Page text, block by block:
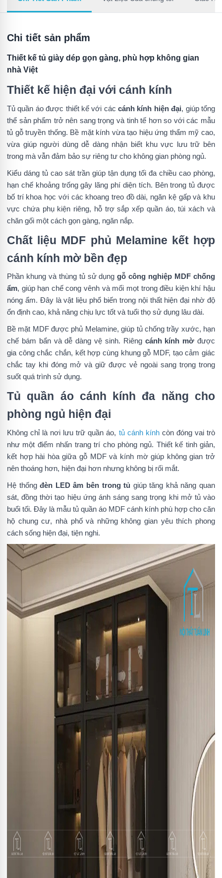
Chi tiết sản phẩm
Thiết kế tủ giày dép gọn gàng, phù hợp không gian
nhà Việt
Thiết kế hiện đại với cánh kính
Tủ quần áo được thiết kế với các cánh kính hiện đại, giúp tổng
thể sản phẩm trở nên sang trọng và tinh tế hơn so với các mẫu
tủ gỗ truyền thống. Bề mặt kính vừa tạo hiệu ứng thẩm mỹ cao,
vừa giúp người dùng dễ dàng nhận biết khu vực lưu trữ bên
trong mà vẫn đảm bảo sự riêng tư cho không gian phòng ngủ.
Kiểu dáng tủ cao sát trần giúp tận dụng tối đa chiều cao phòng,
hạn chế khoảng trống gây lãng phí diện tích. Bên trong tủ được
bố trí khoa học với các khoang treo đồ dài, ngăn kệ gấp và khu
vực chứa phụ kiện riêng, hỗ trợ sắp xếp quần áo, túi xách và
chăn gối một cách gọn gàng, ngăn nắp.
Chất liệu MDF phủ Melamine kết hợp
cánh kính mờ bền đẹp
Phần khung và thùng tủ sử dụnggỗ công nghiệp MDF chống
ẩm, giúp hạn chế cong vênh và mối mọt trong điều kiện khí hậu
nóng ẩm. Đây là vật liệu phổ biến trong nội thất hiện đại nhờ độ
ổn định cao, khả năng chịu lực tốt và tuổi thọ sử dụng lâu dài.
Bề mặt MDF được phủ Melamine, giúp tủ chống trầy xước, hạn
chế bám bẩn và dễ dàng vệ sinh. Riêng cánh kính mờ được
gia công chắc chắn, kết hợp cùng khung gỗ MDF, tạo cảm giác
chắc tay khi đóng mở và giữ được vẻ ngoài sang trọng trong
suốt quá trình sử dụng.
Tủ quần áo cánh kính đa năng cho
phòng ngủ hiện đại
Không chỉ là nơi lưu trữ quần áo, tủ cánh kínhcòn đóng vai trò
như một điểm nhấn trang trí cho phòng ngủ. Thiết kế tinh giản,
kết hợp hài hòa giữa gỗ MDF và kính mờ giúp không gian trở
nên thoáng hơn, hiện đại hơn nhưng không bị rối mắt.
Hệ thốngđèn LED âm bên trong tủ giúp tăng khả năng quan
sát, đồng thời tạo hiệu ứng ánh sáng sang trọng khi mở tủ vào
buổi tối. Đây là mẫu tủ quần áo MDF cánh kính phù hợp cho căn
hộ chung cư, nhà phố và những không gian yêu thích phong
cách sống hiện đại, tiện nghi.